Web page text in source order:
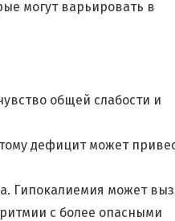
могут варьировать в
общей слабости и
дефицит может
Гипокалиемия может
с более опасными